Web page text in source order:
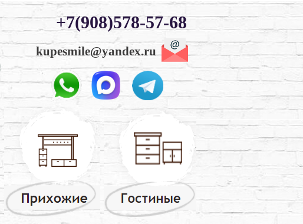
kupesmile@yandex.ru
+7(908)578-57-68